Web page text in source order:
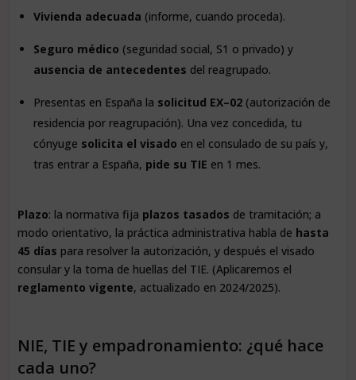
Vivienda adecuada (informe, cuando proceda).
Seguro médico (seguridad social, S1 o privado) y
ausencia de antecedentes del reagrupado.
Presentas en España la solicitud EX–02 (autorización de
residencia por reagrupación). Una vez concedida, tu
cónyuge solicita el visado en el consulado de su país y,
tras entrar a España, pide su TIE en 1 mes.
Plazo: la normativa fija plazos tasados de tramitación; a
modo orientativo, la práctica administrativa habla de hasta
45 días para resolver la autorización, y después el visado
consular y la toma de huellas del TIE. (Aplicaremos el
reglamento vigente, actualizado en 2024/2025).
NIE, TIE y empadronamiento: ¿qué hace
cada uno?